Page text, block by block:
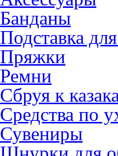
Банданы
Подставка
Пряжки
Ремни
Сбруя к
Средства по
Сувениры